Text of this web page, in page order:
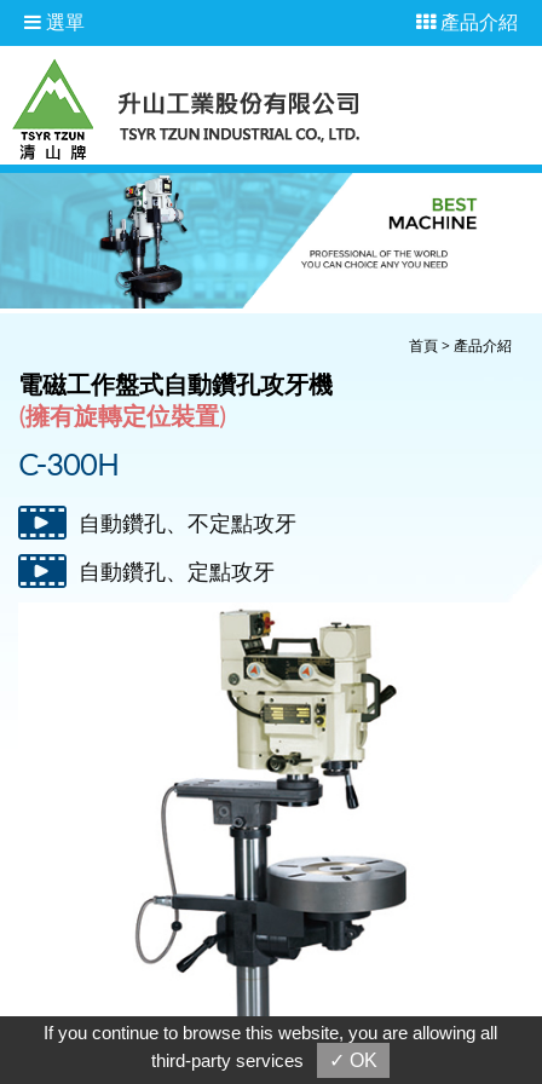
選單 產品介紹
首頁> 產品介紹
電磁工作盤式自動鑽孔攻牙機
(擁有旋轉定位裝置)
C-300H
自動鑽孔、不定點攻牙
自動鑽孔、定點攻牙
If you continue to browse this website, you are allowing all
third-party services
✓ OK